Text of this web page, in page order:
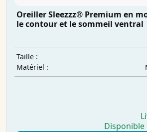
Oreiller Sleezzz® Premium en
le contour et le sommeil ventral
Taille :
Matériel :